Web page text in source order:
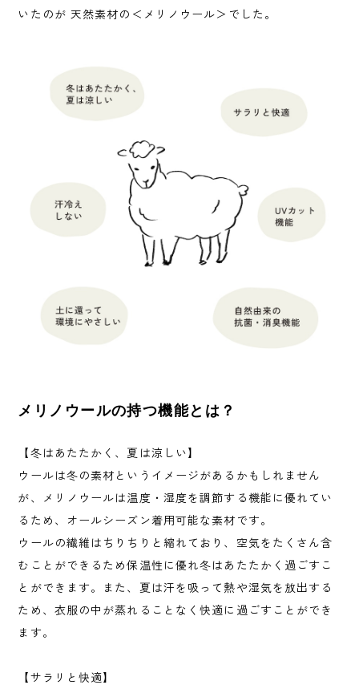
さまざまな素材を試した結果、求める全ての機能を備えて
【冬はあたたかく、夏は涼しい】
ウールは冬の素材というイメージがあるかもしれません
が、メリノウールは温度・湿度を調節する機能に優れてい
るため、オールシーズン着用可能な素材です。
ウールの繊維はちりちりと縮れており、空気をたくさん含
むことができるため保温性に優れ冬はあたたかく過ごすこ
とができます。また、夏は汗を吸って熱や湿気を放出する
ため、衣服の中が蒸れることなく快適に過ごすことができ